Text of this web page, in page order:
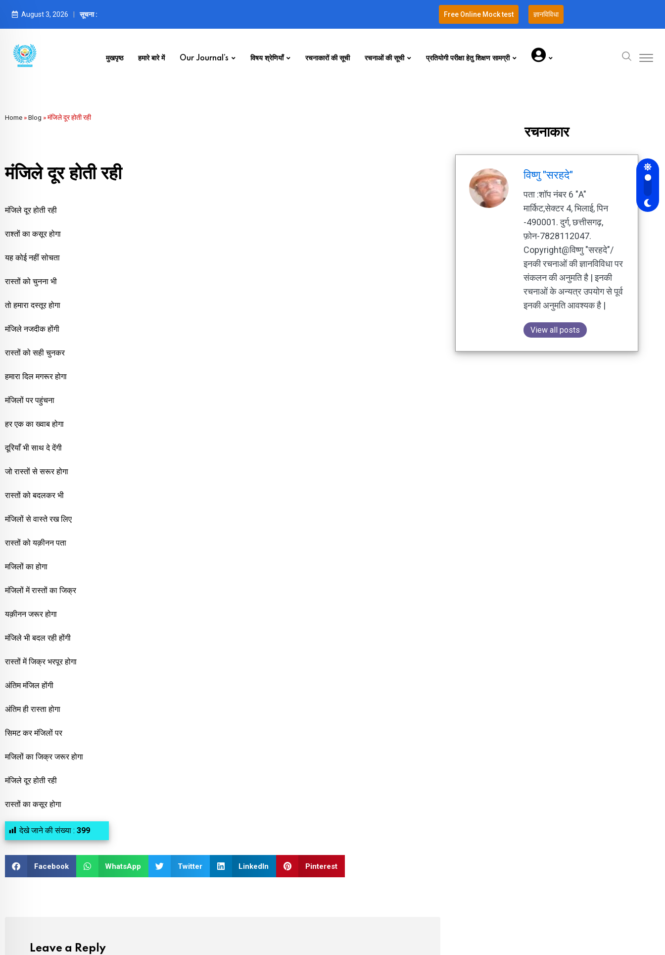
August 3, 2026 सूचना : Free Online Mock test ज्ञानविविधा
मुखपृष्ठ हमारे बारे में Our Journal’s विषय श्रेणियाँ रचनाकारों की सूची रचनाओं की सूची प्रतियोगी परीक्षा हेतु शिक्षण सामग्री
Home »Blog »मंजिले दूर होती रही
मंजिले दूर होती रही
मंजिले दूर होती रही
राश्तों का कसूर होगा
यह कोई नहीं सोचता
रास्तों को चुनना भी
तो हमारा दस्तूर होगा
मंजिले नजदीक होंगी
रास्तों को सही चुनकर
हमारा दिल मगरूर होगा
मंजिलों पर पहुंचना
हर एक का ख्वाब होगा
दूरियाँ भी साथ दे देंगी
जो रास्तों से सरूर होगा
रास्तों को बदलकर भी
मंजिलों से वास्ते रख लिए
रास्तों को यक़ीनन पता
मजिलों का होगा
मंजिलों में रास्तों का जिक्र
यक़ीनन जरूर होगा
मंजिले भी बदल रही होंगी
रास्तों में जिक्र भरपूर होगा
अंतिम मंजिल होंगी
अंतिम ही रास्ता होगा
सिमट कर मंजिलों पर
मजिलों का जिक्र जरूर होगा
मंजिले दूर होती रही
रास्तों का कसूर होगा
देखे जाने की संख्या : 399
Facebook WhatsApp Twitter LinkedIn Pinterest
Leave a Reply
रचनाकार
विष्णु "सरहदे"
पता :शॉप नंबर 6 "A"
मार्किट,सेक्टर 4, भिलाई, पिन
-490001. दुर्ग, छत्तीसगढ़,
फ़ोन-7828112047.
Copyright@विष्णु "सरहदे"/
इनकी रचनाओं की ज्ञानविविधा पर
संकलन की अनुमति है | इनकी
रचनाओं के अन्यत्र उपयोग से पूर्व
इनकी अनुमति आवश्यक है |
View all posts